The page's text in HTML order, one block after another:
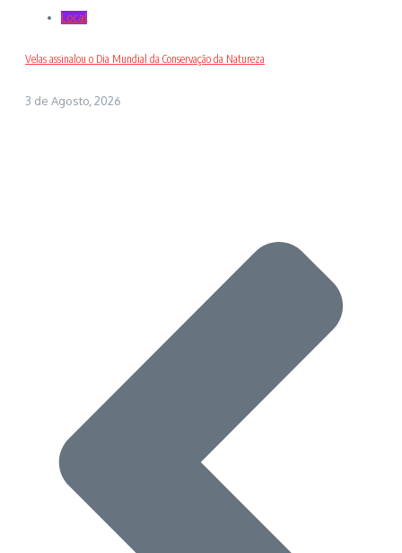
Local
Velas assinalou o Dia Mundial da Conservação da Natureza
3 de Agosto, 2026